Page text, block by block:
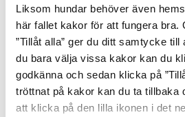
Liksom hundar behöver även
här fallet kakor för att fungera bra.
”Tillåt alla” ger du ditt samtycke
du bara välja vissa kakor kan du
godkänna och sedan klicka på
tröttnat på kakor kan du ta tillbaka
att klicka på den lilla ikonen i det
517,00kr Det
ursprungliga
priset
var:
517,00 kr.
349,00krDet
nuvarande
priset
är:
349,00 kr.
Lägg i varukorg
Rea!
Best Hver-dag! +
418,00 krDet
ursprungliga
299,00krDet
nuvarande
Lägg i varukorg